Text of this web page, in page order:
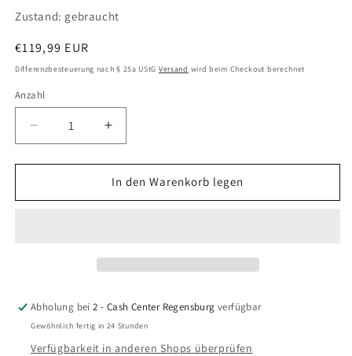
Zustand: gebraucht
Normaler
Preis
€119,99 EUR
Differenzbesteuerung nach § 25a UStG Versand wird beim Checkout berechnet
Anzahl
Anzahl
Verringere
die
Menge
.hack
Erhöhe
die
Menge
für
.hack
In den Warenkorb legen
Abholung bei2 - Cash Center Regensburg verfügbar
Gewöhnlich fertig in 24 Stunden
Verfügbarkeit in anderen Shops überprüfen